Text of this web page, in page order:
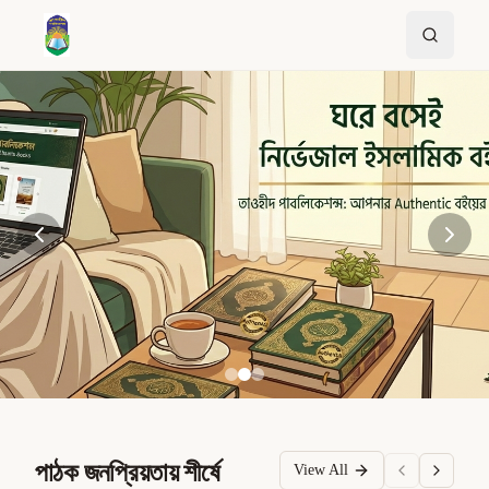
পাঠক জনপ্রিয়তায় শীর্ষে View All